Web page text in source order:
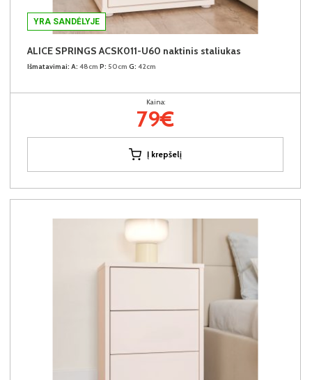
YRA SANDĖLYJE
ALICE SPRINGS ACSK011-U60 naktinis staliukas
Išmatavimai: A: 48cm P: 50cm G: 42cm
Kaina:
79€
Į krepšelį